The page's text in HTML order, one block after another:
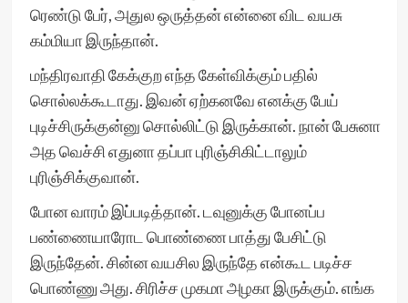
ரெண்டு பேர், அதுல‌ ஒருத்த‌ன் என்னை விட‌ வய‌சு
க‌ம்மியா இருந்தான்.
ம‌ந்திர‌வாதி கேக்குற‌ எந்த‌ கேள்விக்கும் ப‌தில்
சொல்ல‌க்கூடாது. இவ‌ன் ஏற்க‌ன‌வே என‌க்கு பேய்
புடிச்சிருக்குன்னு சொல்லிட்டு இருக்கான். நான் பேசுனா
அத‌ வெச்சி எதுனா த‌ப்பா புரிஞ்சிகிட்டாலும்
புரிஞ்சிக்குவான்.
போன‌ வார‌ம் இப்ப‌டித்தான். டவுனுக்கு போனப்ப
ப‌ண்ணையாரோட‌ பொண்ணை பாத்து பேசிட்டு
இருந்தேன். சின்ன‌ வ‌ய‌சில‌ இருந்தே என்கூட‌ ப‌டிச்ச‌
பொண்ணு அது. சிரிச்ச‌ முக‌மா அழ‌கா இருக்கும். எங்க‌